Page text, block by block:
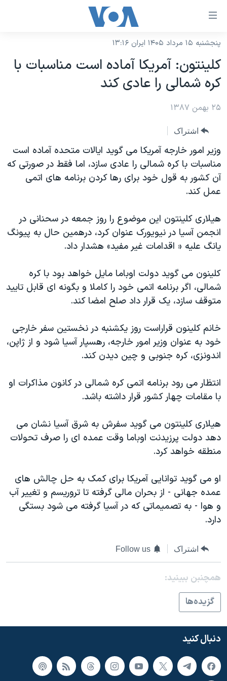
لینکهای
دسترسی
جهش
به
محتوای
اصلی
جهش
اصلی
جهش
به
جستجو
نسخه سبک وب‌سایت
موضوع ها
ایران
آمریکا
جهان
ورزشی
گزیده‌ها
ویدیوها
فرهنگ و زندگی
اقتصادی
علم و فناوری
گالری عکس
آرشیو پخش زنده
برنامه های تلویزیونی
جدول برنامه ها
صفحه‌های ویژه
جام جهانی ۲۰۲۶
عملیات خشم حماسی
بایگانی برنامه‌های تلویزیونی
مستندها
حمله جمهوری اسلامی به اسرائیل
رمز مهسا
اعتراضات زن، زندگی، آزادی
مجموعه مستندهای دادخواهی
دادگاه حمید نوری
چهل سال گروگان‌گیری
قانون شفافیت دارائی کادر رهبری ایران
اعتراضات مردمی آبان ۹۸
اسرائیل در جنگ
نرگس محمدی برنده جایزه نوبل صلح
همایش محافظه‌کاران آمریکا «سی‌پک»
صفحه‌های ویژه
فرکانس‌های صدای آمریکا
پخش رادیویی
دنبال کنید
زبانهای مختلف
پنجشنبه ۱۵ مرداد ۱۴۰۵ ایران ۱۳:۱۶
کلینتون: آمریکا آماده است مناسبات با
کره شمالی را عادی کند
۲۵ بهمن ۱۳۸۷
اشتراک
وزیر امور خارجه آمریکا می گوید ایالات متحده آماده است
مناسبات با کره شمالی را عادی سازد، اما فقط در صورتی که
آن کشور به قول خود برای رها کردن برنامه های اتمی
عمل کند.
هیلاری کلینتون این موضوع را روز جمعه در سحنانی در
انجمن آسیا در نیویورک عنوان کرد، درهمین حال به پیونگ
یانگ علیه « اقدامات غیر مفید» هشدار داد.
کلینون می گوید دولت اوباما مایل خواهد بود با کره
شمالی، اگر برنامه اتمی خود را کاملا و بگونه ای قابل تایید
متوقف سازد، یک قرار داد صلح امضا کند.
خانم کلینون قراراست روز یکشنبه در نخستین سفر خارجی
خود به عنوان وزیر امور خارجه، رهسپار آسیا شود و از ژاپن،
اندونزی، کره جنوبی و چین دیدن کند.
انتظار می رود برنامه اتمی کره شمالی در کانون مذاکرات او
با مقامات چهار کشور قرار داشته باشد.
هیلاری کلینتون می گوید سفرش به شرق آسیا نشان می
دهد دولت پرزیدنت اوباما وقت عمده ای را صرف تحولات
منطقه خواهد کرد.
او می گوید توانایی آمریکا برای کمک به حل چالش های
عمده جهانی - از بحران مالی گرفته تا تروریسم و تغییر آب
و هوا - به تصمیماتی که در آسیا گرفته می شود بستگی
دارد.
اشتراک Follow us
همچنبن ببینید:
گزيده‌ها
دنبال کنید